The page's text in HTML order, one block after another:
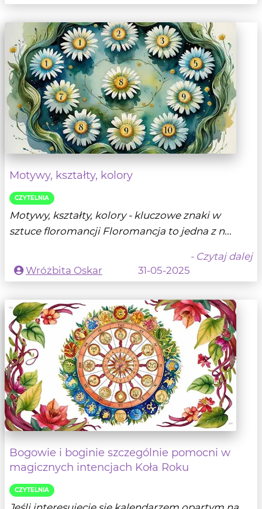
Motywy, kształty, kolory
CZYTELNIA
Motywy, kształty, kolory - kluczowe znaki w
sztuce floromancji Floromancja to jedna z n...
- Czytaj dalej
Wróżbita Oskar
31-05-2025
Bogowie i boginie szczególnie pomocni w
magicznych intencjach Koła Roku
CZYTELNIA